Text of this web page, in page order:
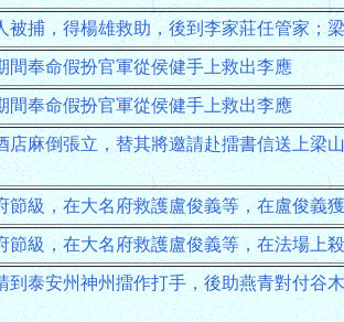
被捕，得楊雄救助，後到李家莊任管家；
間奉命假扮官軍從侯健手上救出李應
間奉命假扮官軍從侯健手上救出李應
店麻倒張立，替其將邀請赴擂書信送上梁山
節級，在大名府救護盧俊義等，在盧俊義
節級，在大名府救護盧俊義等，在法場上
到泰安州神州擂作打手，後助燕青對付谷